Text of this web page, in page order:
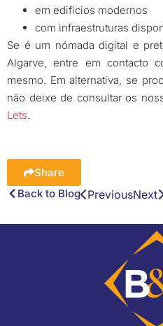
em edifícios modernos
com infraestruturas
Se é um nómada digital e
Algarve, entre em contacto
mesmo. Em alternativa, se
não deixe de consultar os
Lets.
Share
Back to Blog PreviousNext